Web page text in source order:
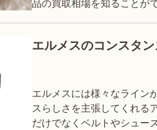
エルメスのコンスタ
エルメスには様々なライン
スらしさを主張してくれる
だけでなくベルトやシュー